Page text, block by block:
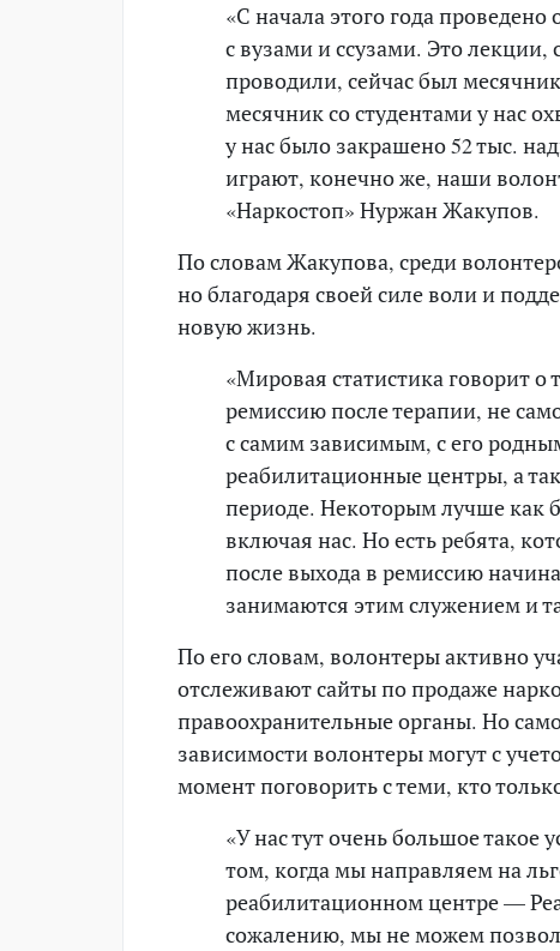
«С начала этого года
с вузами и ссузами. Это
проводили, сейчас был
месячник со студентами у нас
у нас было закрашено 52 тыс.
играют, конечно же, наши
«Наркостоп» Нуржан Жакупов.
По словам Жакупова, среди
но благодаря своей силе воли и
новую жизнь.
«Мировая статистика говорит
ремиссию после терапии, не
с самим зависимым, с его
реабилитационные центры, а
периоде. Некоторым лучше как
включая нас. Но есть ребята,
после выхода в ремиссию
занимаются этим служением и
По его словам, волонтеры активно
отслеживают сайты по продаже
правоохранительные органы. Но
зависимости волонтеры могут с
момент поговорить с теми, кто
«У нас тут очень большое такое
том, когда мы направляем на
реабилитационном центре —
сожалению, мы не можем